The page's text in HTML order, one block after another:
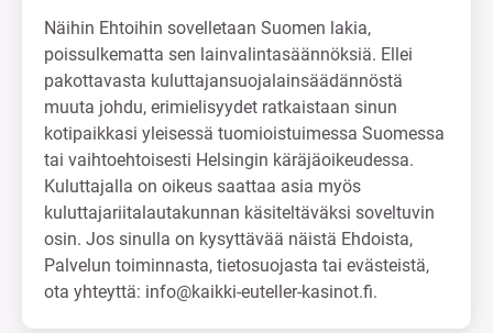
Näihin Ehtoihin sovelletaan Suomen lakia,
poissulkematta sen lainvalintasäännöksiä. Ellei
pakottavasta kuluttajansuojalainsäädännöstä
muuta johdu, erimielisyydet ratkaistaan sinun
kotipaikkasi yleisessä tuomioistuimessa Suomessa
tai vaihtoehtoisesti Helsingin käräjäoikeudessa.
Kuluttajalla on oikeus saattaa asia myös
kuluttajariitalautakunnan käsiteltäväksi soveltuvin
osin. Jos sinulla on kysyttävää näistä Ehdoista,
Palvelun toiminnasta, tietosuojasta tai evästeistä,
ota yhteyttä: info@kaikki-euteller-kasinot.fi.